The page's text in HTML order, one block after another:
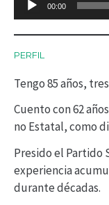
c
t
o
r
d
e
v
00:00
PERFIL
Tengo 85 años,
Cuento con 62
no Estatal, como
Presido el Partido
experiencia
durante décadas.